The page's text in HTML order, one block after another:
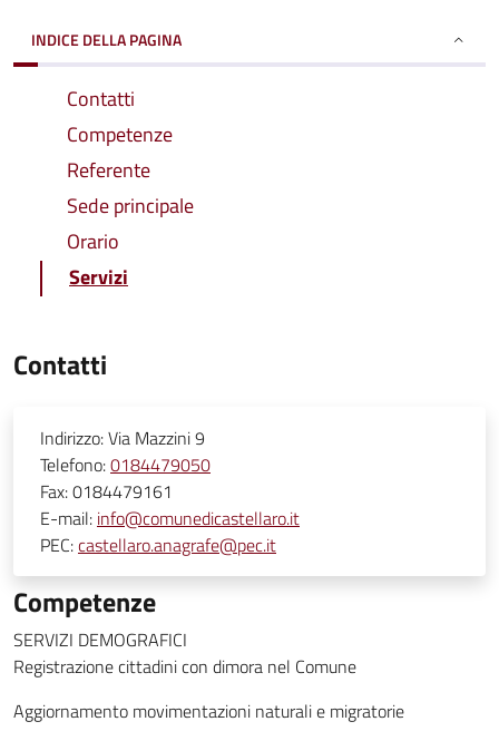
INDICE DELLA PAGINA
Contatti
Competenze
Referente
Sede principale
Orario
Servizi
Contatti
Indirizzo:Via Mazzini 9
Telefono:0184479050
Fax:0184479161
E-mail: info@comunedicastellaro.it
PEC:castellaro.anagrafe@pec.it
Competenze
SERVIZI DEMOGRAFICI
Registrazione cittadini con dimora nel Comune
Aggiornamento movimentazioni naturali e migratorie